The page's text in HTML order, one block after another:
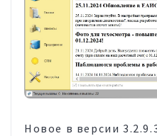
Новое в версии